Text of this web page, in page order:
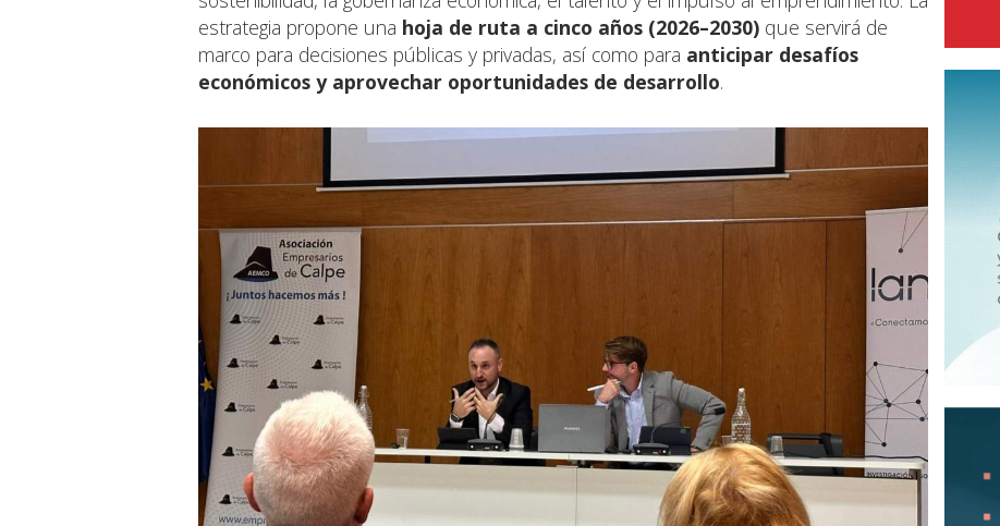
estrategia propone una hoja de ruta a cinco años (2026–2030) que servirá de
marco para decisiones públicas y privadas, así como para anticipar desafíos
económicos y aprovechar oportunidades de desarrollo.